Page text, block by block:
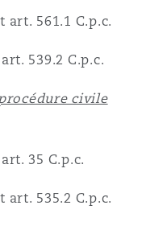
art. 561.1 C.p.c.
539.2 C.p.c.
civile
35 C.p.c.
art. 535.2 C.p.c.